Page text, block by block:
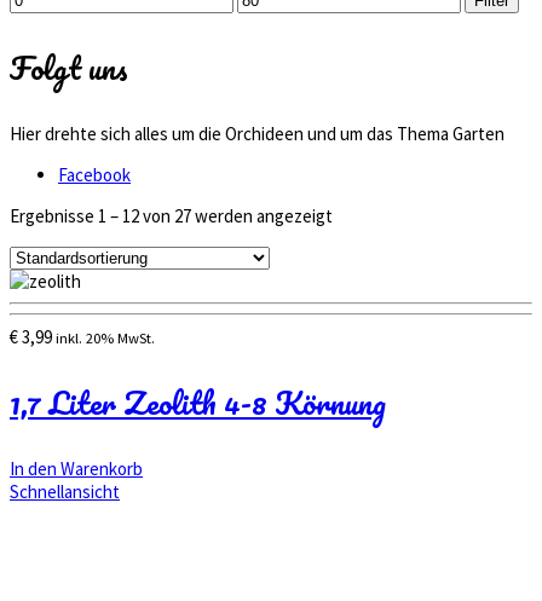
Folgt uns
Hier drehte sich alles um die Orchideen und um das Thema Garten
Facebook
Ergebnisse 1 – 12 von 27 werden angezeigt
€3,99 inkl. 20% MwSt.
1,7 Liter Zeolith 4-8 Körnung
In den Warenkorb
Schnellansicht